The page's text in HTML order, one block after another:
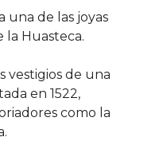
una de las joyas
la Huasteca.
vestigios de una
en 1522,
como la